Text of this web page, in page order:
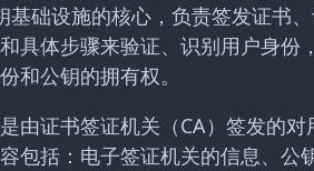
基础设施的核心，负责签发证书
具体步骤来验证、识别用户身份
和公钥的拥有权。
由证书签证机关（CA）签发的对
包括：电子签证机关的信息、公